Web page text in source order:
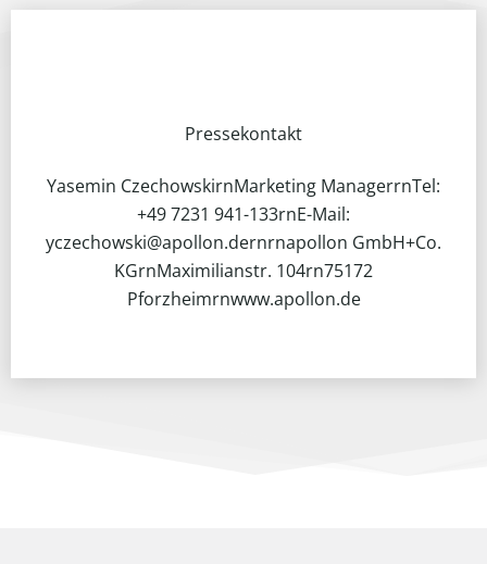
Pressekontakt
Yasemin CzechowskirnMarketing ManagerrnTel:
+49 7231 941-133rnE-Mail:
yczechowski@apollon.dernrnapollon GmbH+Co.
KGrnMaximilianstr. 104rn75172
Pforzheimrnwww.apollon.de